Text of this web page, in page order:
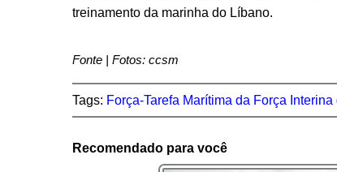
treinamento da marinha do Líbano.
Fonte | Fotos: ccsm
Tags: Força-Tarefa Marítima da Força
Recomendado para você